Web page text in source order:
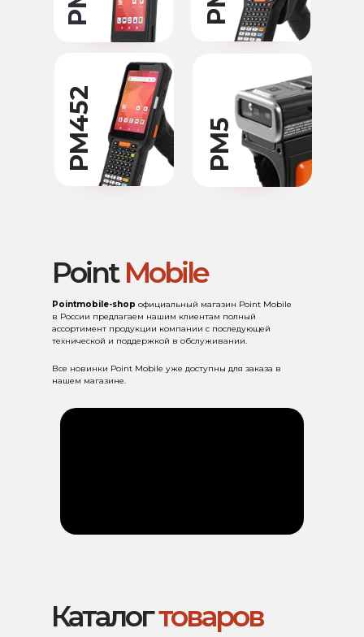
PM5
PM452
Все новинки Point Mobile уже доступны для заказа в
нашем магазине.
Pointmobile-shop официальный магазин Point Mobile
в России предлагаем нашим клиентам полный
ассортимент продукции компании с последующей
технической и поддержкой в обслуживании.
PointMobile
Каталогтоваров